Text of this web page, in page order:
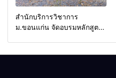
สำนักบริการวิชาการ
ม.ขอนแก่น จัดอบรมหลักสูตร